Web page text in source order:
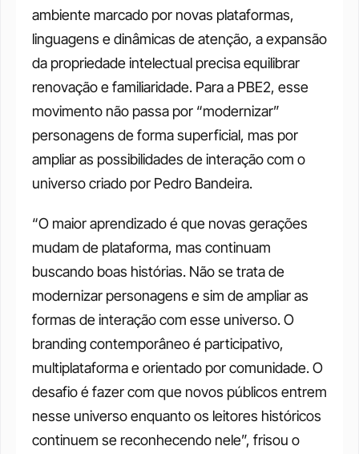
ambiente marcado por novas plataformas,
linguagens e dinâmicas de atenção, a expansão
da propriedade intelectual precisa equilibrar
renovação e familiaridade. Para a PBE2, esse
movimento não passa por “modernizar”
personagens de forma superficial, mas por
ampliar as possibilidades de interação com o
universo criado por Pedro Bandeira.
“O maior aprendizado é que novas gerações
mudam de plataforma, mas continuam
buscando boas histórias. Não se trata de
modernizar personagens e sim de ampliar as
formas de interação com esse universo. O
branding contemporâneo é participativo,
multiplataforma e orientado por comunidade. O
desafio é fazer com que novos públicos entrem
nesse universo enquanto os leitores históricos
continuem se reconhecendo nele”, frisou o